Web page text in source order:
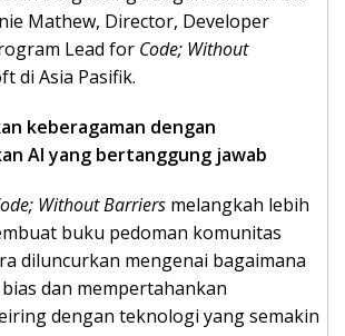
Mathew, Director, Developer
Lead for Code; Without
di Asia Pasifik.
keberagaman dengan
AI yang bertanggung jawab
Without Barriers melangkah lebih
buku pedoman komunitas
diluncurkan mengenai bagaimana
dan mempertahankan
dengan teknologi yang semakin